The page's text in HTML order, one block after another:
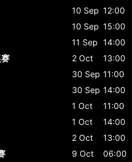
10 Sep 12:00
10 Sep 15:00
11 Sep 14:00
2 Oct
13:00
30 Sep 11:00
30 Sep 14:00
1 Oct
11:00
1 Oct
14:00
2 Oct
13:00
9 Oct 06:00